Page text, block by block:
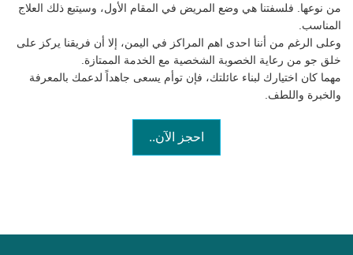
من نوعها. فلسفتنا هي وضع المريض في المقام الأول، وسيتبع ذلك العلاج
المناسب.
وعلى الرغم من أننا احدى اهم المراكز في اليمن، إلا أن فريقنا يركز على
خلق جو من رعاية الخصوبة الشخصية مع الخدمة الممتازة.
مهما كان اختيارك لبناء عائلتك، فإن توأم يسعى جاهداً لدعمك بالمعرفة
والخبرة واللطف.
احجز الآن..